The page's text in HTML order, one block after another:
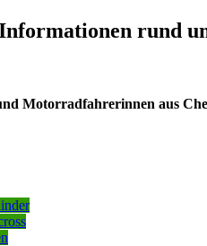
rund
Motorradfahrerinnen aus